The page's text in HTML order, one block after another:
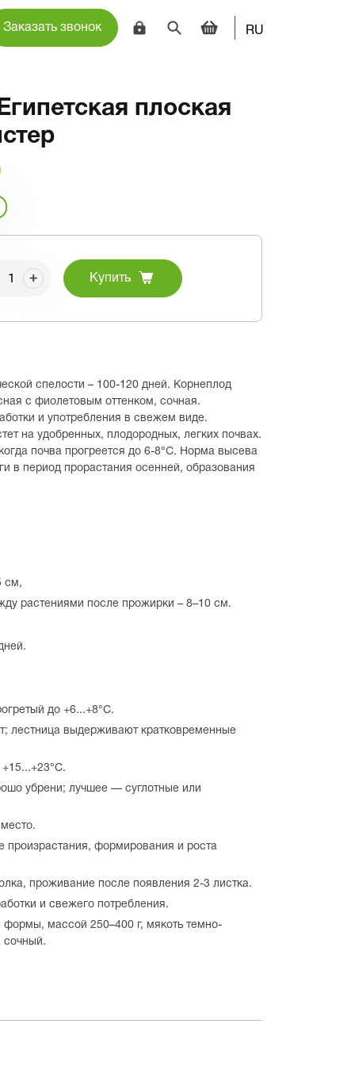
Заказать звонок RU
плоская
Купить
спелости – 100-120 дней. Корнеплод
с фиолетовым оттенком, сочная.
и употребления в свежем виде.
на удобренных, плодородных, легких почвах.
почва прогреется до 6-8°С. Норма высева
в период прорастания осенней, образования
см,
растениями после прожирки – 8–10 см.
до +6...+8°C.
лестница выдерживают кратковременные
убрени; лучшее — суглотные или
произрастания, формирования и роста
проживание после появления 2-3 листка.
и свежего потребления.
массой 250–400 г, мякоть темно-
сочный.